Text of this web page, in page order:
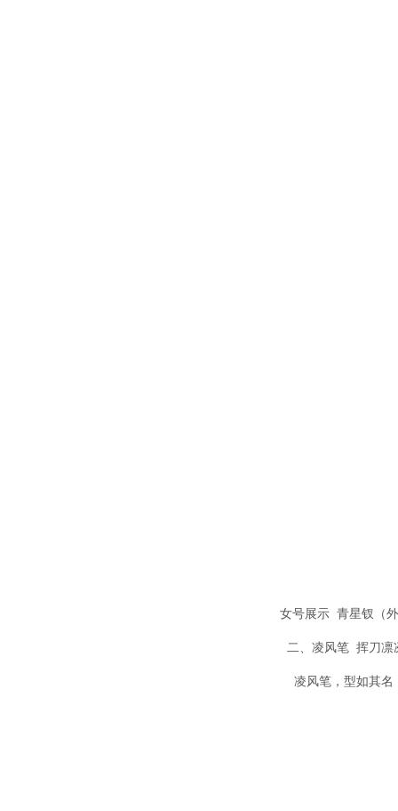
女号展示 青星钗（
二、凌风笔 挥刀凛
凌风笔，型如其名